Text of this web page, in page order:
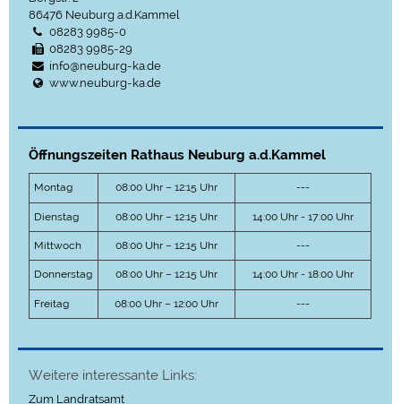
86476 Neuburg a.d.Kammel
08283 9985-0
08283 9985-29
info@neuburg-ka.de
www.neuburg-ka.de
Öffnungszeiten Rathaus Neuburg a.d.Kammel
Montag 08:00 Uhr – 12:15 Uhr ---
Dienstag 08:00 Uhr – 12:15 Uhr 14:00 Uhr - 17:00 Uhr
Mittwoch 08:00 Uhr – 12:15 Uhr ---
Donnerstag 08:00 Uhr – 12:15 Uhr 14:00 Uhr - 18:00 Uhr
Freitag 08:00 Uhr – 12:00 Uhr ---
Weitere interessante Links:
Zum Landratsamt